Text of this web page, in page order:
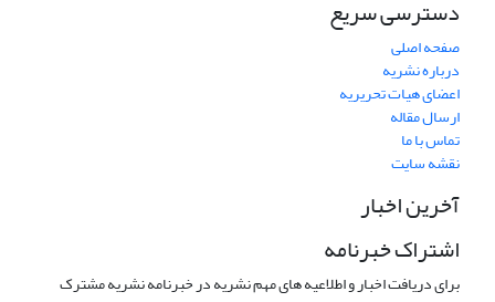
دسترسی سریع
صفحه اصلی
درباره نشریه
اعضای هیات تحریریه
ارسال مقاله
تماس با ما
نقشه سایت
آخرین اخبار
اشتراک خبرنامه
برای دریافت اخبار و اطلاعیه های مهم نشریه در خبرنامه نشریه مشترک